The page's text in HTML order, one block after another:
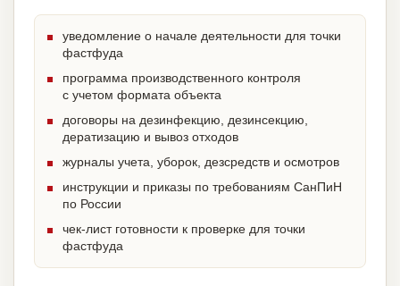
уведомление о начале деятельности для точки
фастфуда
программа производственного контроля
с учетом формата объекта
договоры на дезинфекцию, дезинсекцию,
дератизацию и вывоз отходов
журналы учета, уборок, дезсредств и осмотров
инструкции и приказы по требованиям СанПиН
по России
чек-лист готовности к проверке для точки
фастфуда